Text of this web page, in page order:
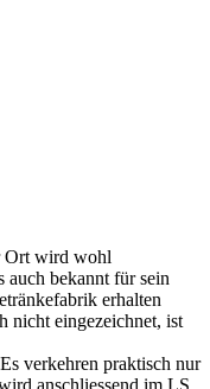
Ort wird wohl
auch bekannt für sein
erhalten
nicht eingezeichnet, ist
verkehren praktisch nur
anschliessend im LS